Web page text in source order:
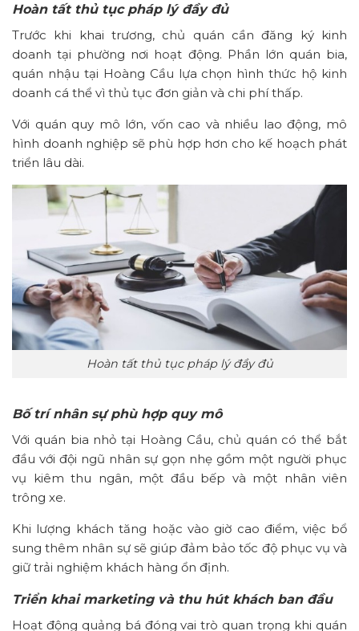
Hoàn tất thủ tục pháp lý đầy đủ
Trước khi khai trương, chủ quán cần đăng ký kinh
doanh tại phường nơi hoạt động. Phần lớn quán bia,
quán nhậu tại Hoàng Cầu lựa chọn hình thức hộ kinh
doanh cá thể vì thủ tục đơn giản và chi phí thấp.
Với quán quy mô lớn, vốn cao và nhiều lao động, mô
hình doanh nghiệp sẽ phù hợp hơn cho kế hoạch phát
triển lâu dài.
Hoàn tất thủ tục pháp lý đầy đủ
Bố trí nhân sự phù hợp quy mô
Với quán bia nhỏ tại Hoàng Cầu, chủ quán có thể bắt
đầu với đội ngũ nhân sự gọn nhẹ gồm một người phục
vụ kiêm thu ngân, một đầu bếp và một nhân viên
trông xe.
Khi lượng khách tăng hoặc vào giờ cao điểm, việc bổ
sung thêm nhân sự sẽ giúp đảm bảo tốc độ phục vụ và
giữ trải nghiệm khách hàng ổn định.
Triển khai marketing và thu hút khách ban đầu
Hoạt động quảng bá đóng vai trò quan trọng khi quán